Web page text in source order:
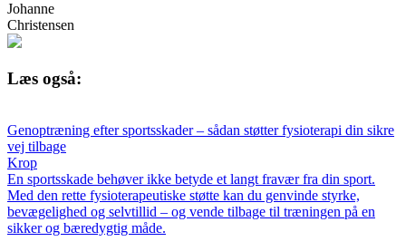
Johanne
Christensen
Læs også:
Genoptræning efter sportsskader – sådan støtter fysioterapi din sikre
vej tilbage
Krop
En sportsskade behøver ikke betyde et langt fravær fra din sport.
Med den rette fysioterapeutiske støtte kan du genvinde styrke,
bevægelighed og selvtillid – og vende tilbage til træningen på en
sikker og bæredygtig måde.